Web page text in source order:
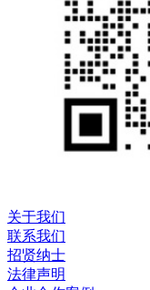
关于我们
联系我们
招贤纳士
法律声明